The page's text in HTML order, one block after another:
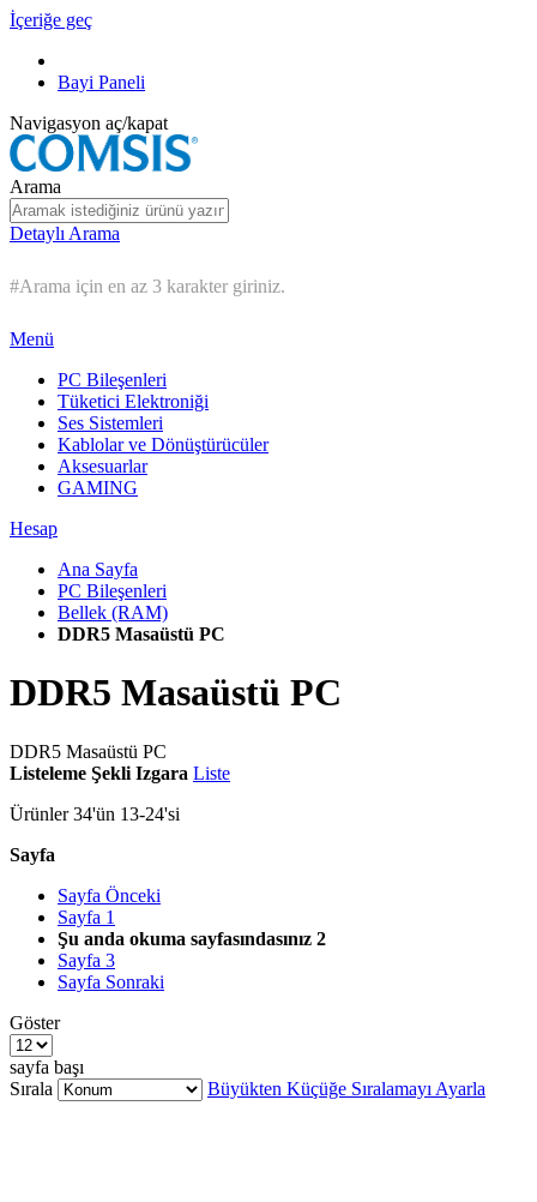
İçeriğe geç
Bayi Paneli
Navigasyon aç/kapat
Arama
Detaylı Arama
#Arama için en az 3 karakter giriniz.
Menü
PC Bileşenleri
Tüketici Elektroniği
Ses Sistemleri
Kablolar ve Dönüştürücüler
Aksesuarlar
GAMING
Hesap
Ana Sayfa
PC Bileşenleri
Bellek (RAM)
DDR5 Masaüstü PC
DDR5 Masaüstü PC
DDR5 Masaüstü PC
Listeleme Şekli Izgara Liste
Ürünler34'ün 13-24'si
Sayfa
Sayfa Önceki
Sayfa 1
Şu anda okuma sayfasındasınız 2
Sayfa 3
Sayfa Sonraki
Göster
sayfa başı
Sırala
Büyükten Küçüğe Sıralamayı Ayarla